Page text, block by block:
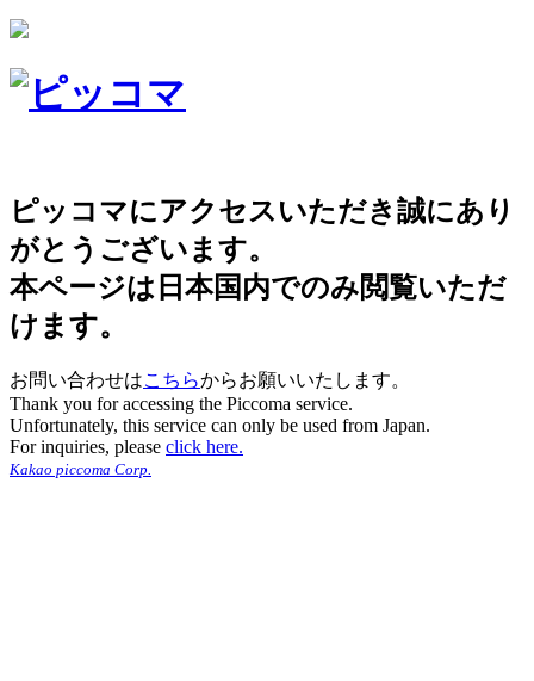
ピッコマにアクセスいただき誠にあり
がとうございます。
本ページは日本国内でのみ閲覧いただ
けます。
お問い合わせはこちらからお願いいたします。
Thank you for accessing the Piccoma service.
Unfortunately, this service can only be used from Japan.
For inquiries, please click here.
Kakao piccoma Corp.